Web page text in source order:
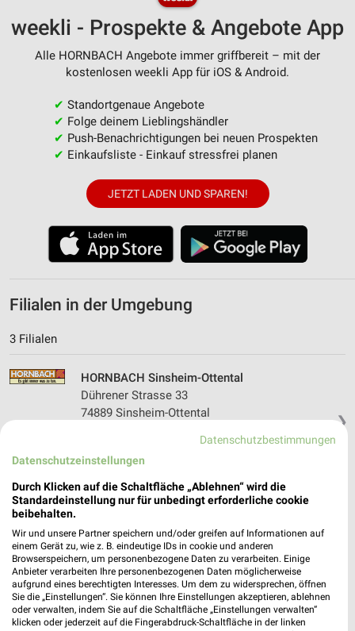
weekli - Prospekte & Angebote App
Alle HORNBACH Angebote immer griffbereit – mit der
kostenlosen weekli App für iOS & Android.
✔ Standortgenaue Angebote
✔ Folge deinem Lieblingshändler
✔ Push-Benachrichtigungen bei neuen Prospekten
✔ Einkaufsliste - Einkauf stressfrei planen
JETZT LADEN UND SPAREN!
Filialen in der Umgebung
3 Filialen
❯
HORNBACH Sinsheim-Ottental
Dührener Strasse 33
74889 Sinsheim-Ottental
20,05 km
Wieblinger Weg 94-98
69123 Heidelberg
Heute geschlossen
34,57 km
Datenschutzbestimmungen
Datenschutzeinstellungen
Durch Klicken auf die Schaltfläche „Ablehnen“ wird die
Standardeinstellung nur für unbedingt erforderliche cookie
beibehalten.
Wir und unsere Partner speichern und/oder greifen auf Informationen auf
einem Gerät zu, wie z. B. eindeutige IDs in cookie und anderen
Browserspeichern, um personenbezogene Daten zu verarbeiten. Einige
Anbieter verarbeiten Ihre personenbezogenen Daten möglicherweise
aufgrund eines berechtigten Interesses. Um dem zu widersprechen, öffnen
Sie die „Einstellungen“. Sie können Ihre Einstellungen akzeptieren, ablehnen
oder verwalten, indem Sie auf die Schaltfläche „Einstellungen verwalten“
klicken oder jederzeit auf die Fingerabdruck-Schaltfläche in der linken